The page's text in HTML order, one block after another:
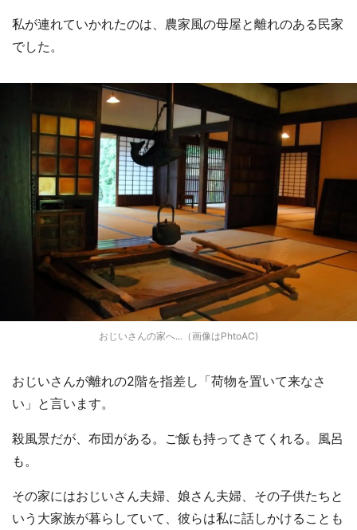
私が連れていかれたのは、農家風の母屋と離れのある民家
でした。
おじいさんの家へ...（画像はPhtoAC)
おじいさんが離れの2階を指差し「荷物を置いて来なさ
い」と言います。
殺風景だが、布団がある。ご飯も持ってきてくれる。風呂
も。
その家にはおじいさん夫婦、娘さん夫婦、その子供たちと
いう大家族が暮らしていて、彼らは私に話しかけることも